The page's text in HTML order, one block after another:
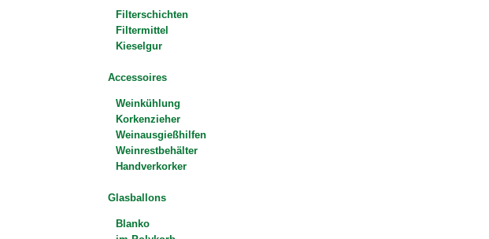
Filterschichten
Filtermittel
Kieselgur
Accessoires
Weinkühlung
Korkenzieher
Weinausgießhilfen
Weinrestbehälter
Handverkorker
Glasballons
Blanko